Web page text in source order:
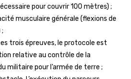
pour couvrir 100 mètres) ;
musculaire générale (flexions de
trois épreuves, le protocole est
relative au contrôle de la
militaire pour l’armée de terre ;